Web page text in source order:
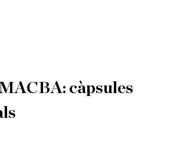
càpsules